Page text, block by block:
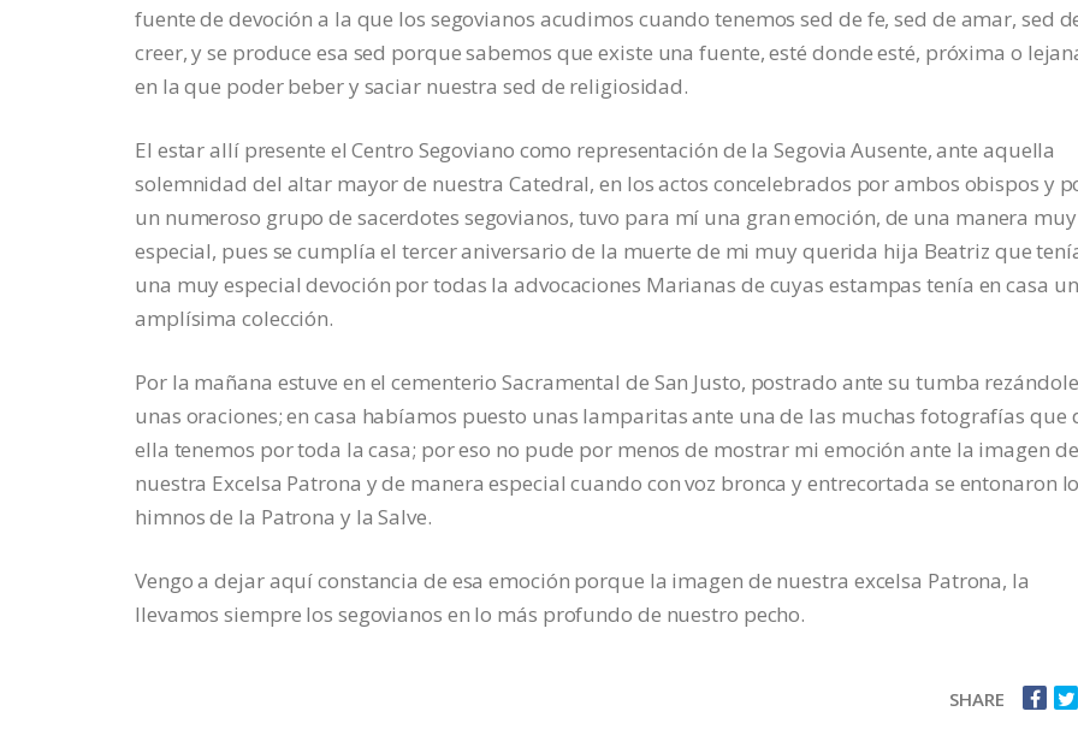
fuente de devoción a la que los segovianos acudimos cuando tenemos sed de fe, sed de amar, sed
creer, y se produce esa sed porque sabemos que existe una fuente, esté donde esté, próxima o
en la que poder beber y saciar nuestra sed de religiosidad.
El estar allí presente el Centro Segoviano como representación de la Segovia Ausente, ante aquella
solemnidad del altar mayor de nuestra Catedral, en los actos concelebrados por ambos obispos y
un numeroso grupo de sacerdotes segovianos, tuvo para mí una gran emoción, de una manera muy
especial, pues se cumplía el tercer aniversario de la muerte de mi muy querida hija Beatriz que
una muy especial devoción por todas la advocaciones Marianas de cuyas estampas tenía en casa
amplísima colección.
Por la mañana estuve en el cementerio Sacramental de San Justo, postrado ante su tumba rezándole
unas oraciones; en casa habíamos puesto unas lamparitas ante una de las muchas fotografías que
ella tenemos por toda la casa; por eso no pude por menos de mostrar mi emoción ante la imagen de
nuestra Excelsa Patrona y de manera especial cuando con voz bronca y entrecortada se entonaron
himnos de la Patrona y la Salve.
Vengo a dejar aquí constancia de esa emoción porque la imagen de nuestra excelsa Patrona, la
llevamos siempre los segovianos en lo más profundo de nuestro pecho.
SHARE